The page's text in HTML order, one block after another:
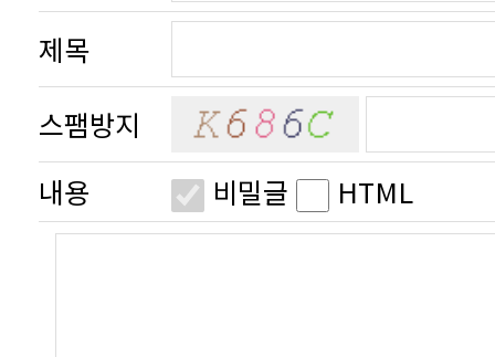
제목
스팸방지
내용
비밀글 HTML